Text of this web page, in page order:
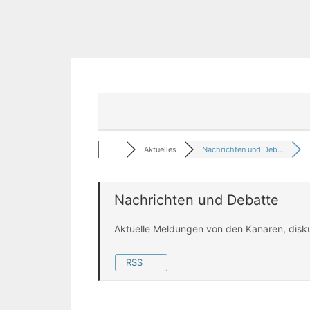
Aktuelles Nachrichten und Deb...
Nachrichten und Debatte
Aktuelle Meldungen von den Kanaren,
RSS